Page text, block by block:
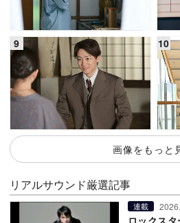
画像をもっと
リアルサウンド厳選記事
連載